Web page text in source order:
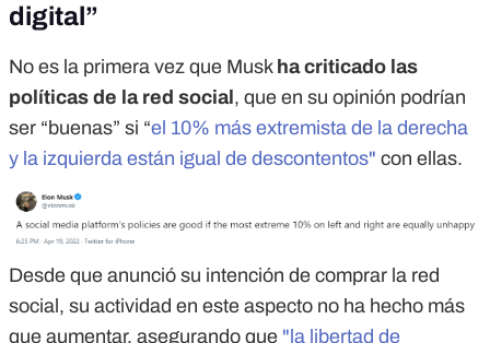
digital”
No es la primera vez que Musk ha criticado las
políticas de la red social, que en su opinión podrían
ser “buenas” si “el 10% más extremista de la derecha
y la izquierda están igual de descontentos" con ellas.
Desde que anunció su intención de comprar la red
social, su actividad en este aspecto no ha hecho más
que aumentar, asegurando que "la libertad de